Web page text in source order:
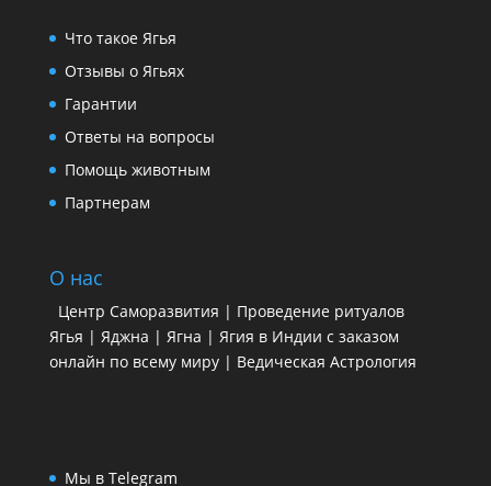
Что такое Ягья
Отзывы о Ягьях
Гарантии
Ответы на вопросы
Помощь животным
Партнерам
О нас
Центр Саморазвития | Проведение ритуалов
Ягья | Яджна | Ягна | Ягия в Индии с заказом
онлайн по всему миру | Ведическая Астрология
Мы в Telegram